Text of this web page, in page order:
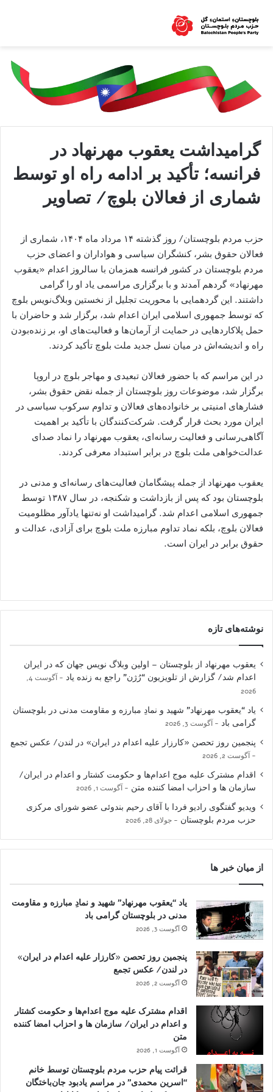
گرامیداشت یعقوب مهرنهاد در
فرانسه؛ تأکید بر ادامه راه او توسط
شماری از فعالان بلوچ/ تصاویر
حزب مردم بلوچستان/ روز گذشته ۱۴ مرداد ماه ۱۴۰۴، شماری از
فعالان حقوق بشر، کنشگران سیاسی و هواداران و اعضای حزب
مردم بلوچستان در کشور فرانسه همزمان با سالروز اعدام «یعقوب
مهرنهاد» گردهم آمدند و با برگزاری مراسمی یاد او را گرامی
داشتند. این گردهمایی با محوریت تجلیل از نخستین وبلاگ‌نویس بلوچ
که توسط جمهوری اسلامی ایران اعدام شد، برگزار شد و حاضران با
حمل پلاکاردهایی در حمایت از آرمان‌ها و فعالیت‌های او، بر زنده‌بودن
راه و اندیشه‌اش در میان نسل جدید ملت بلوچ تأکید کردند.
در این مراسم که با حضور فعالان تبعیدی و مهاجر بلوچ در اروپا
برگزار شد، موضوعات روز بلوچستان از جمله نقض حقوق بشر،
فشارهای امنیتی بر خانواده‌های فعالان و تداوم سرکوب سیاسی در
ایران مورد بحث قرار گرفت. شرکت‌کنندگان با تأکید بر اهمیت
آگاهی‌رسانی و فعالیت رسانه‌ای، یعقوب مهرنهاد را نماد صدای
عدالت‌خواهی ملت بلوچ در برابر استبداد معرفی کردند.
یعقوب مهرنهاد از جمله پیشگامان فعالیت‌های رسانه‌ای و مدنی در
بلوچستان بود که پس از بازداشت و شکنجه، در سال ۱۳۸۷ توسط
جمهوری اسلامی اعدام شد. گرامیداشت او نه‌تنها یادآور مظلومیت
فعالان بلوچ، بلکه نماد تداوم مبارزه ملت بلوچ برای آزادی، عدالت و
حقوق برابر در ایران است.
نوشته‌های تازه
یعقوب مهرنهاد از بلوچستان – اولین وبلاگ نویس جهان که در ایران
اعدام شد/ گزارش از تلویزیون “رُژن” راجع به زنده یاد
آگوست 4,
2026
یاد “یعقوب مهرنهاد” شهید و نمادِ مبارزه و مقاومت مدنی در بلوچستان
گرامی باد
آگوست 3, 2026
پنجمین روز تحصن «کارزار علیه اعدام در ایران» در لندن/ عکس تجمع
آگوست 2, 2026
اقدام مشترک علیه موج اعدام‌ها و حکومت کشتار و اعدام در ایران/
سازمان ها و احزاب امضا کننده متن
آگوست 1, 2026
ویدیو گفتگوی رادیو فردا با آقای رحیم بندوئی عضو شورای مرکزی
حزب مردم بلوچستان
جولای 28, 2026
از میان خبر ها
یاد “یعقوب مهرنهاد” شهید و نمادِ مبارزه و مقاومت
مدنی در بلوچستان گرامی باد
آگوست 3, 2026
پنجمین روز تحصن «کارزار علیه اعدام در ایران»
در لندن/ عکس تجمع
آگوست 2, 2026
اقدام مشترک علیه موج اعدام‌ها و حکومت کشتار
و اعدام در ایران/ سازمان ها و احزاب امضا کننده
متن
آگوست 1, 2026
قرائت پیام حزب مردم بلوچستان توسط خانم
“اسرین محمدی” در مراسم یادبود جان‌باختگان